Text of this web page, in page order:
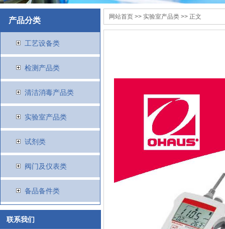
产品分类
工艺设备类
检测产品类
清洁消毒产品类
实验室产品类
试剂类
阀门及仪表类
备品备件类
联系我们
网站首页 >> 实验室产品类 >> 正文